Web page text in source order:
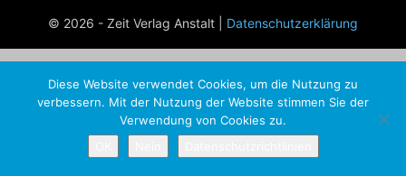
© 2026 - Zeit Verlag Anstalt | Datenschutzerklärung
Diese Website verwendet Cookies, um die Nutzung zu
verbessern. Mit der Nutzung der Website stimmen Sie der
Verwendung von Cookies zu.